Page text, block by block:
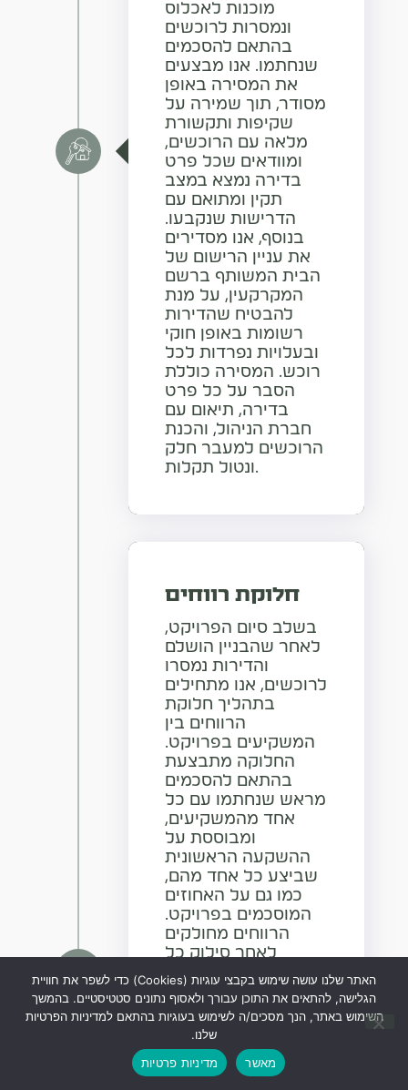
מוכנות לאכלוס
ונמסרות לרוכשים
בהתאם להסכמים
שנחתמו. אנו מבצעים
את המסירה באופן
מסודר, תוך שמירה על
שקיפות ותקשורת
מלאה עם הרוכשים,
ומוודאים שכל פרט
בדירה נמצא במצב
תקין ומתואם עם
הדרישות שנקבעו.
בנוסף, אנו מסדירים
את עניין הרישום של
הבית המשותף ברשם
המקרקעין, על מנת
להבטיח שהדירות
רשומות באופן חוקי
ובעלויות נפרדות לכל
רוכש. המסירה כוללת
הסבר על כל פרט
בדירה, תיאום עם
חברת הניהול, והכנת
הרוכשים למעבר חלק
ונטול תקלות.​
חלוקת רווחים
בשלב סיום הפרויקט,
לאחר שהבניין הושלם
והדירות נמסרו
לרוכשים, אנו מתחילים
בתהליך חלוקת
הרווחים בין
המשקיעים בפרויקט.
החלוקה מתבצעת
בהתאם להסכמים
מראש שנחתמו עם כל
אחד מהמשקיעים,
ומבוססת על
ההשקעה הראשונית
שביצע כל אחד מהם,
כמו גם על האחוזים
המוסכמים בפרויקט.
הרווחים מחולקים
לאחר סילוק כל
העלויות הישירות
וההוצאות הקשורות
לביצוע הפרויקט, כגון
עלויות בנייה, תכנון,
שיווק, וריבית על
הלוואות (במידה ויש).
האתר שלנו עושה שימוש בקבצי עוגיות (Cookies) כדי לשפר את חוויית
הגלישה, להתאים את התוכן עבורך ולאסוף נתונים סטטיסטיים. בהמשך
השימוש באתר, הנך מסכים/ה לשימוש בעוגיות בהתאם למדיניות הפרטיות
שלנו.
מאשר
מדיניות פרטיות